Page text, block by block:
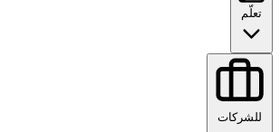
تعلّم
للشركات